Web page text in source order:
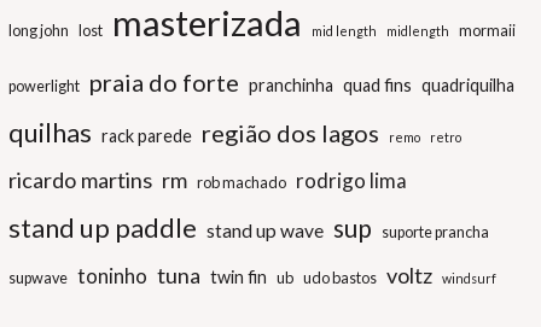
long john lost masterizada mid length midlength mormaii
powerlight praia do forte pranchinha quad fins quadriquilha
quilhas rack parede região dos lagos remo retro
ricardo martins rm rob machado rodrigo lima
stand up paddle stand up wave sup suporte prancha
supwave toninho tuna twin fin ub udo bastos voltz windsurf